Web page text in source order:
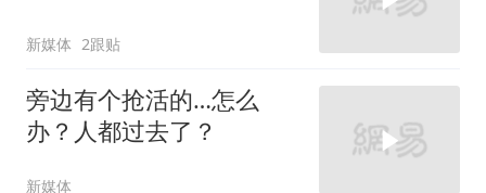
新媒体 2跟贴
旁边有个抢活的…怎么
办？人都过去了？
新媒体